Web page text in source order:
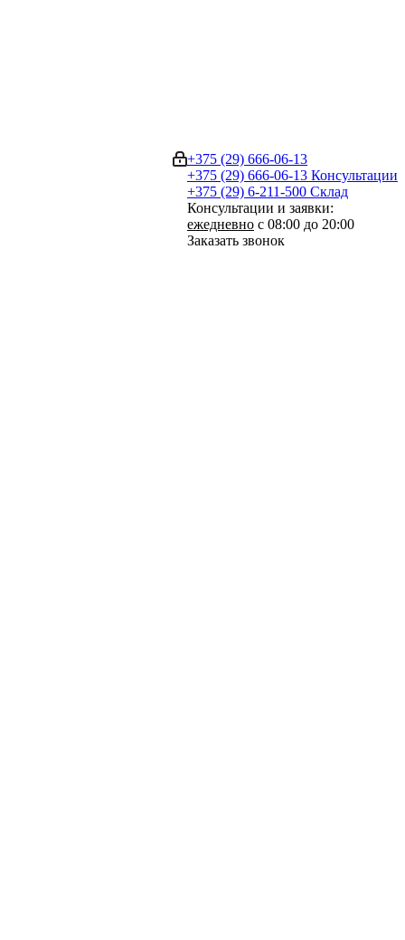
+375 (29) 666-06-13
+375 (29) 666-06-13 Консультации
+375 (29) 6-211-500 Склад
Консультации и заявки:
ежедневно с 08:00 до 20:00
Заказать звонок